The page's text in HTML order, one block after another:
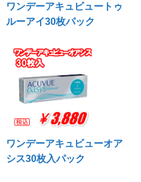
ワンデーアキュビュートゥ
ルーアイ30枚パック
ワンデーアキュビューオア
シス30枚入パック